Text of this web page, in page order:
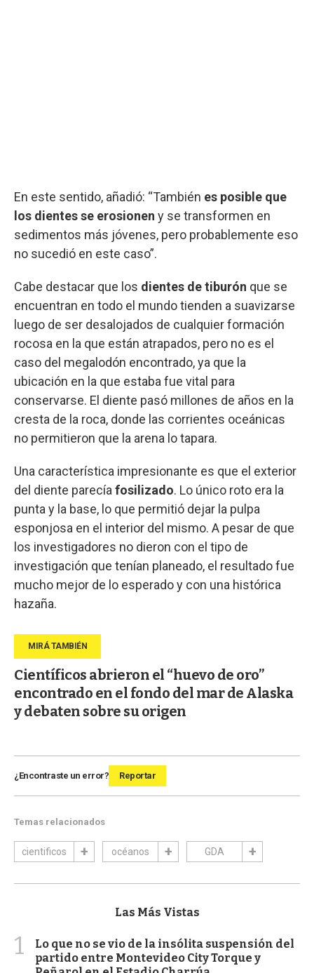
En este sentido, añadió: “También es posible que
los dientes se erosionen y se transformen en
sedimentos más jóvenes, pero probablemente eso
no sucedió en este caso”.
Cabe destacar que los dientes de tiburón que se
encuentran en todo el mundo tienden a suavizarse
luego de ser desalojados de cualquier formación
rocosa en la que están atrapados, pero no es el
caso del megalodón encontrado, ya que la
ubicación en la que estaba fue vital para
conservarse. El diente pasó millones de años en la
cresta de la roca, donde las corrientes oceánicas
no permitieron que la arena lo tapara.
Una característica impresionante es que el exterior
del diente parecía fosilizado. Lo único roto era la
punta y la base, lo que permitió dejar la pulpa
esponjosa en el interior del mismo. A pesar de que
los investigadores no dieron con el tipo de
investigación que tenían planeado, el resultado fue
mucho mejor de lo esperado y con una histórica
hazaña.
Científicos abrieron el “huevo de oro”
encontrado en el fondo del mar de Alaska
y debaten sobre su origen
¿Encontraste un error? Reportar
Temas relacionados
cientificos océanos GDA
Las Más Vistas
1
Lo que no se vio de la insólita suspensión del
partido entre Montevideo City Torque y